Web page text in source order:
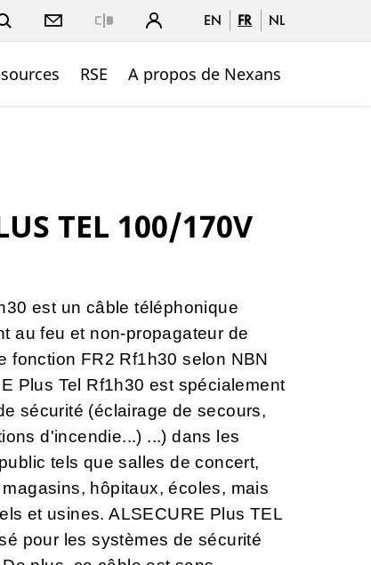
EN FR NL
RSE A propos de Nexans
TEL 100/170V
est un câble téléphonique
au feu et non-propagateur de
fonction FR2 Rf1h30 selon NBN
Plus Tel Rf1h30 est spécialement
sécurité (éclairage de secours,
d'incendie...) ...) dans les
tels que salles de concert,
hôpitaux, écoles, mais
et usines. ALSECURE Plus TEL
pour les systèmes de sécurité